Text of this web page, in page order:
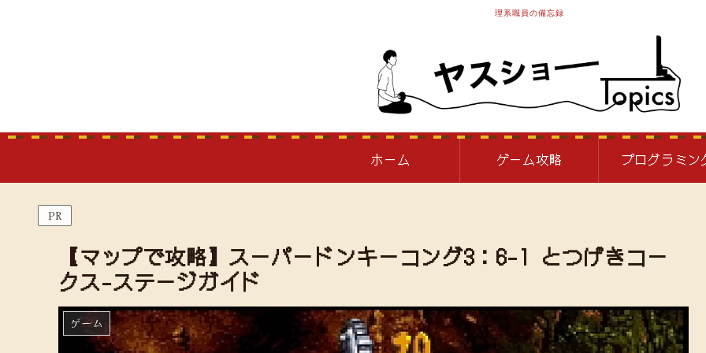
理系職員の備忘録
ホーム ゲーム攻略 プログラミン
PR
【マップで攻略】スーパードンキーコング3：6-1 とつげきコー
クス-ステージガイド
ゲーム